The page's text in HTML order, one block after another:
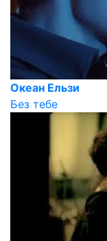
Океан Ельзи
Без тебе